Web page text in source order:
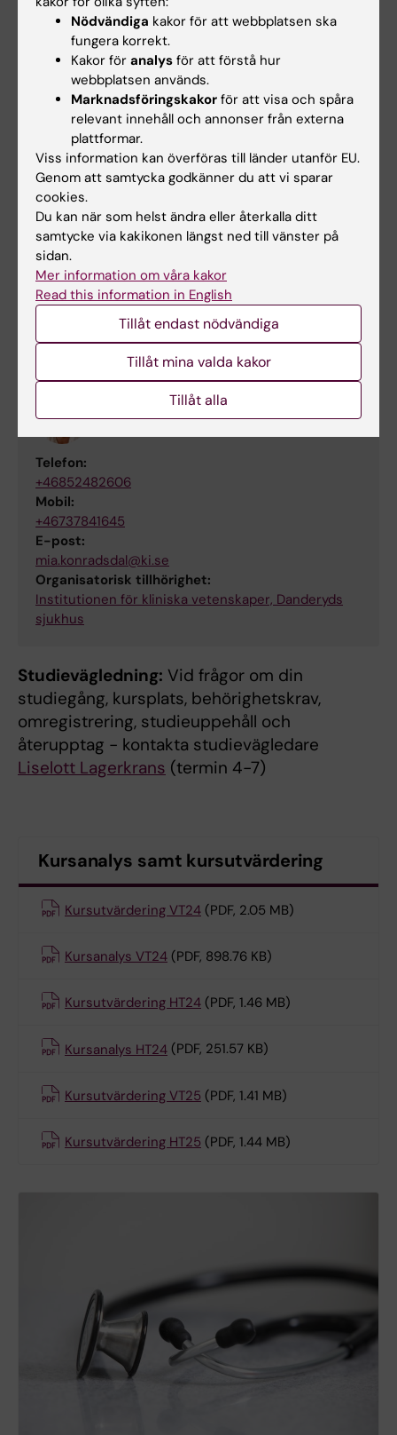
Rest-tillfälle 13 augusti 2026
Kontaktuppgifter
Annika Lundström
Kursansvarig och examinator
Telefon:
+46852482623
E-post:
annika.lundstrom@ki.se
Mia Konradsdal
Utbildningsadministratör
Telefon:
+46852482606
Mobil:
+46737841645
E-post:
mia.konradsdal@ki.se
Organisatorisk tillhörighet:
Institutionen för kliniska vetenskaper, Danderyds
sjukhus
Studievägledning: Vid frågor om din
studiegång, kursplats, behörighetskrav,
omregistrering, studieuppehåll och
återupptag - kontakta studievägledare
Liselott Lagerkrans (termin 4-7)
Kursanalys samt kursutvärdering
Kursutvärdering VT24 (PDF, 2.05 MB)
Kursanalys VT24 (PDF, 898.76 KB)
Kursutvärdering HT24 (PDF, 1.46 MB)
Kursanalys HT24 (PDF, 251.57 KB)
Kursutvärdering VT25 (PDF, 1.41 MB)
Kursutvärdering HT25 (PDF, 1.44 MB)
Nödvändiga kakor för att webbplatsen ska
fungera korrekt.
Kakor för analys för att förstå hur
webbplatsen används.
Marknadsföringskakor för att visa och spåra
relevant innehåll och annonser från externa
plattformar.
Viss information kan överföras till länder utanför EU.
Genom att samtycka godkänner du att vi sparar
cookies.
Du kan när som helst ändra eller återkalla ditt
samtycke via kakikonen längst ned till vänster på
sidan.
Mer information om våra kakor
Read this information in English
Tillåt endast nödvändiga
Tillåt mina valda kakor
Tillåt alla